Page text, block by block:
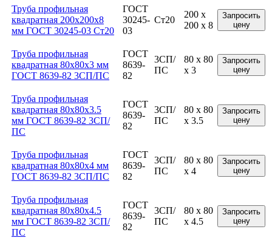
Труба профильная
квадратная 200x200x8
мм ГОСТ 30245-03 Ст20
ГОСТ
30245-
03
Ст20
200 x
200 x 8
Запросить
цену
Труба профильная
квадратная 80x80x3 мм
ГОСТ 8639-82 3СП/ПС
ГОСТ
8639-
82
3СП/
ПС
80 x 80
x 3
Запросить
цену
Труба профильная
квадратная 80x80x3.5
мм ГОСТ 8639-82 3СП/
ПС
ГОСТ
8639-
82
3СП/
ПС
80 x 80
x 3.5
Запросить
цену
Труба профильная
квадратная 80x80x4 мм
ГОСТ 8639-82 3СП/ПС
ГОСТ
8639-
82
3СП/
ПС
80 x 80
x 4
Запросить
цену
Труба профильная
квадратная 80x80x4.5
мм ГОСТ 8639-82 3СП/
ПС
ГОСТ
8639-
82
3СП/
ПС
80 x 80
x 4.5
Запросить
цену